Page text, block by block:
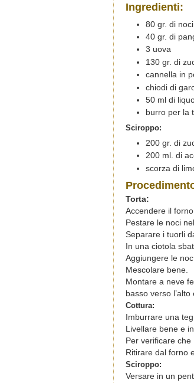
Ingredienti:
80 gr. di
40 gr. di
3 uova
130 gr. di
cannella in
chiodi di
50 ml di
burro per la
Sciroppo:
200 gr. di
200 ml. di
scorza di
Torta:
Accendere il
Pestare le noci
Separare i tuorli
In una ciotola
Aggiungere le
Mescolare bene.
Montare a neve
basso verso
Cottura:
Imburrare una
Livellare bene e
Per verificare
Ritirare dal forno
Sciroppo:
Versare in un